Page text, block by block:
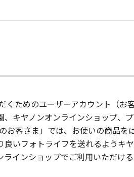
くためのユーザーアカウント（
キヤノンオンラインショップ、
客さま」では、お使いの商品
いフォトライフを送れるようキ
インショップでご利用いただけ